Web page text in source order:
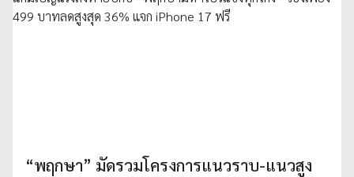
“พฤกษา” มัดรวมโครงการแนวราบ-แนวสูง